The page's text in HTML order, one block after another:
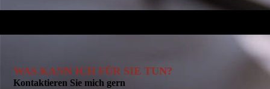
WAS KANN ICH FÜR SIE TUN?
Kontaktieren Sie mich gern